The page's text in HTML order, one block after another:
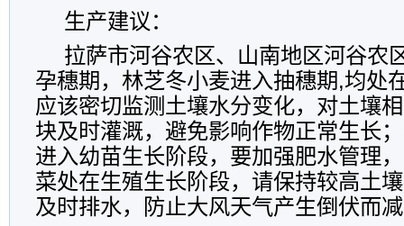
生产建议：
拉萨市河谷农区、山南地区河谷农
孕穗期，林芝冬小麦进入抽穗期,均处
应该密切监测土壤水分变化，对土壤
块及时灌溉，避免影响作物正常生长
进入幼苗生长阶段，要加强肥水管理
菜处在生殖生长阶段，请保持较高土
及时排水，防止大风天气产生倒伏而